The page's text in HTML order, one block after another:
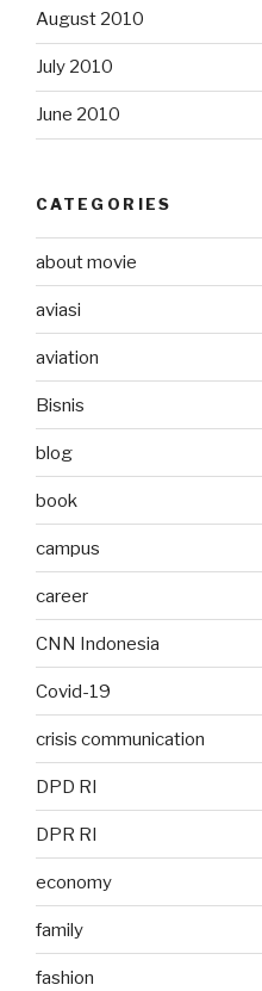
August 2010
July 2010
June 2010
CATEGORIES
about movie
aviasi
aviation
Bisnis
blog
book
campus
career
CNN Indonesia
Covid-19
crisis communication
DPD RI
DPR RI
economy
family
fashion